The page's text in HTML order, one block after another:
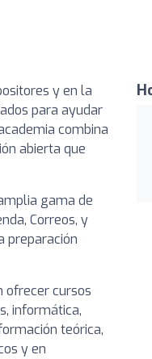
y en la
para ayudar
combina
abierta que
gama de
Correos, y
preparación
ofrecer cursos
informática,
teórica,
y en